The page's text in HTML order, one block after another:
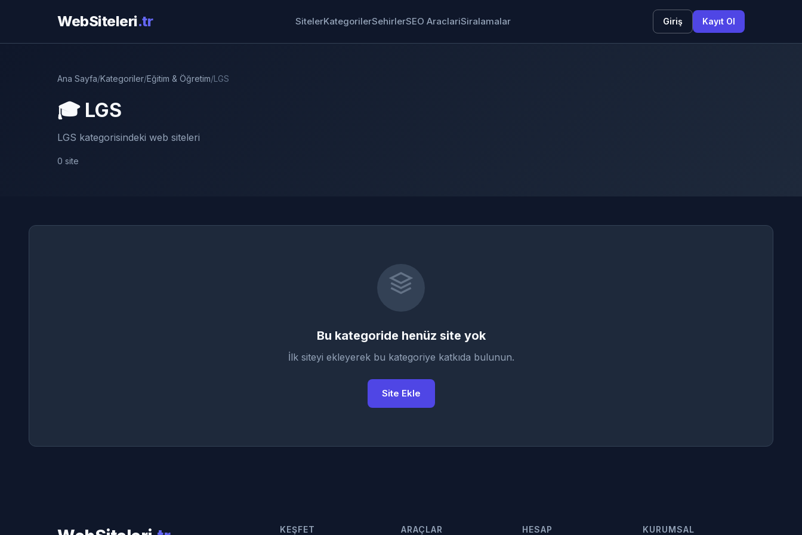
WebSiteleri.tr SitelerKategorilerSehirlerSEO AraclariSiralamalar Giriş Kayıt Ol
Ana Sayfa/Kategoriler/Eğitim & Öğretim/LGS
🎓 LGS
LGS kategorisindeki web siteleri
0 site
Bu kategoride henüz site yok
İlk siteyi ekleyerek bu kategoriye katkıda bulunun.
Site Ekle
KEŞFET ARAÇLAR HESAP KURUMSAL